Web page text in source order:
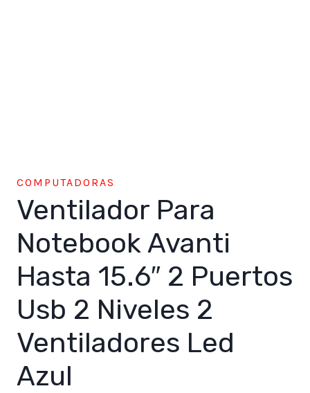
COMPUTADORAS
Ventilador Para
Notebook Avanti
Hasta 15.6″ 2 Puertos
Usb 2 Niveles 2
Ventiladores Led
Azul